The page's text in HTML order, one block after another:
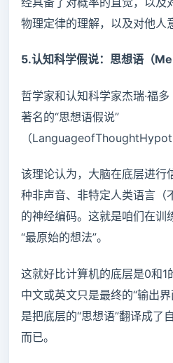
物理定律的理解，以及对他人
5.认知科学假说：思想语（
哲学家和认知科学家杰瑞·福
著名的“思想语假说”
（
该理论认为，大脑在底层进行
种非声音、非特定人类语言（
的神经编码。这就是咱们在训
“最原始的想法”。
这就好比计算机的底层是0和1
中文或英文只是最终的“输出
是把底层的“思想语”翻译成了
而已。